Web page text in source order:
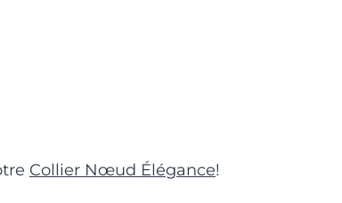
Collier Nœud Élégance!